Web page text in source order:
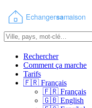
Rechercher
Comment ça marche
Tarifs
🇫🇷 Français
🇫🇷 Français
🇬🇧 English